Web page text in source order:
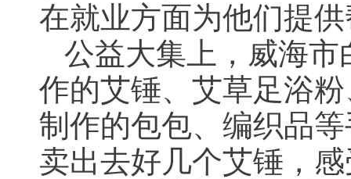
在就业方面为他们提
公益大集上，威海
作的艾锤、艾草足浴
制作的包包、编织品
卖出去好几个艾锤，